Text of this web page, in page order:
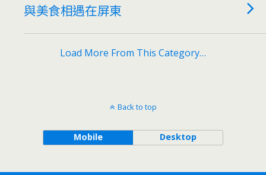
與美食相遇在屏東
Load More From This Category…
Back to top
Mobile Desktop